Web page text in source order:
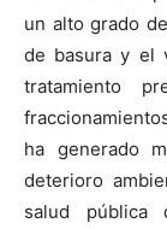
un alto grado
de basura y el
tratamiento
ha generado
deterioro
salud